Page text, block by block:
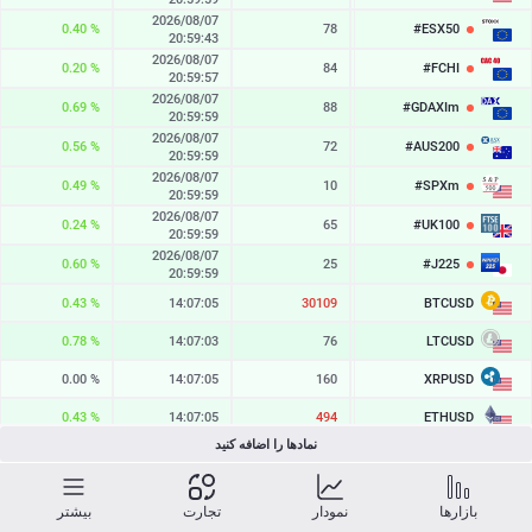
#ESX50
6545.4
78
2026/08/07
20:59:43
0.40 %
#FCHI
8730.2
84
2026/08/07
20:59:57
0.20 %
#GDAXIm
26376.6
88
2026/08/07
20:59:59
0.69 %
#AUS200
9295.8
72
2026/08/07
20:59:59
0.56 %
#SPXm
7761.1
10
2026/08/07
20:59:59
0.49 %
#UK100
10904.7
65
2026/08/07
20:59:59
0.24 %
#J225
66263
25
2026/08/07
20:59:59
0.60 %
BTCUSD
65199.480
30139
14:07:06
0.43 %
LTCUSD
46.343
76
14:07:03
0.78 %
XRPUSD
1.03945
160
14:07:05
0.00 %
ETHUSD
1923.897
494
14:07:05
0.43 %
14:07:02
SOLUSD
76.66
11
14:07:06
0.87 %
2026/08/07
نمادها را اضافه کنید
بازارها نمودار تجارت بیشتر